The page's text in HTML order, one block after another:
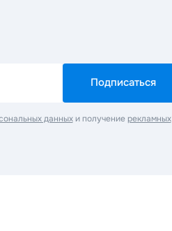
Подписаться
данныхи получение рекламных